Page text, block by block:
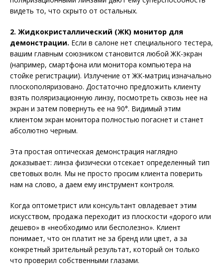
видеть то, что скрыто от остальных.
2. Жидкокристаллический (ЖК) монитор для
демонстрации. Если в салоне нет специального тестера,
вашим главным союзником становится любой ЖК-экран
(например, смартфона или монитора компьютера на
стойке регистрации). Излучение от ЖК-матриц изначально
плоскополяризовано. Достаточно предложить клиенту
взять поляризационную линзу, посмотреть сквозь нее на
экран и затем повернуть ее на 90°. Видимый этим
клиентом экран монитора полностью погаснет и станет
абсолютно черным.
Эта простая оптическая демонстрация наглядно
доказывает: линза физически отсекает определенный тип
световых волн. Мы не просто просим клиента поверить
нам на слово, а даем ему инструмент контроля.
Когда оптометрист или консультант овладевает этим
искусством, продажа переходит из плоскости «дорого или
дешево» в «необходимо или бесполезно». Клиент
понимает, что он платит не за бренд или цвет, а за
конкретный зрительный результат, который он только
что проверил собственными глазами.